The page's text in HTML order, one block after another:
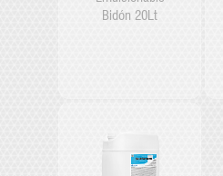
Bidón 20Lt